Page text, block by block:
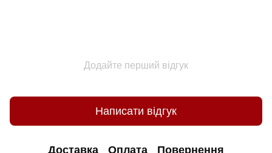
Додайте перший відгук
Написати відгук
Доставка Оплата Повернення